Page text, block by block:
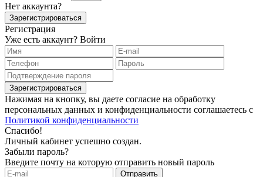
Нет аккаунта?
Зарегистрироваться
Регистрация
Уже есть аккаунт? Войти
Зарегистрироваться
Нажимая на кнопку, вы даете согласие на обработку
персональных данных и конфиденциальности соглашаетесь с
Политикой конфиденциальности
Спасибо!
Личный кабинет успешно создан.
Забыли пароль?
Введите почту на которую отправить новый пароль
Отправить